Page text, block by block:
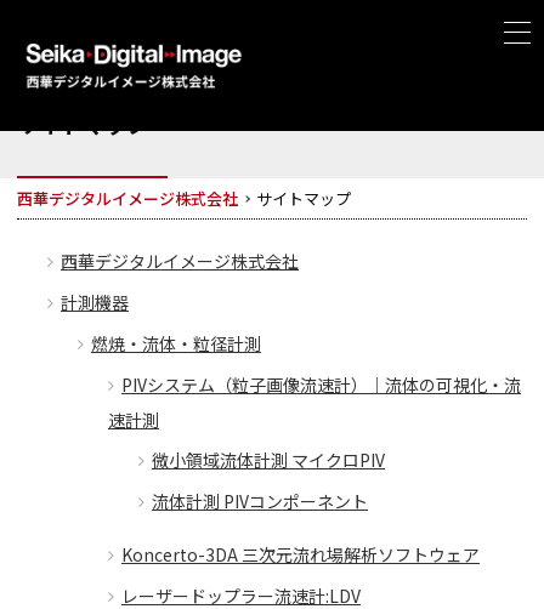
西華デジタルイメージ株式会社 サイトマップ
サイトマップ
西華デジタルイメージ株式会社
計測機器
燃焼・流体・粒径計測
PIVシステム（粒子画像流速計）｜流体の可視化・流
速計測
微小領域流体計測 マイクロPIV
流体計測 PIVコンポーネント
Koncerto-3DA 三次元流れ場解析ソフトウェア
レーザードップラー流速計:LDV